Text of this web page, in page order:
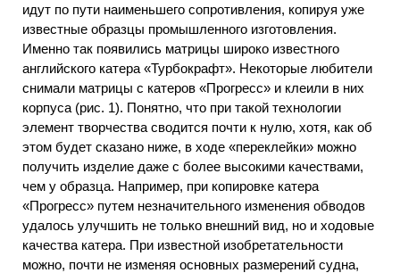
идут по пути наименьшего сопротивления, копируя уже
известные образцы промышленного изготовления.
Именно так появились матрицы широко известного
английского катера «Турбокрафт». Некоторые любители
снимали матрицы с катеров «Прогресс» и клеили в них
корпуса (рис. 1). Понятно, что при такой технологии
элемент творчества сводится почти к нулю, хотя, как об
этом будет сказано ниже, в ходе «переклейки» можно
получить изделие даже с более высокими качествами,
чем у образца. Например, при копировке катера
«Прогресс» путем незначительного изменения обводов
удалось улучшить не только внешний вид, но и ходовые
качества катера. При известной изобретательности
можно, почти не изменяя основных размерений судна,